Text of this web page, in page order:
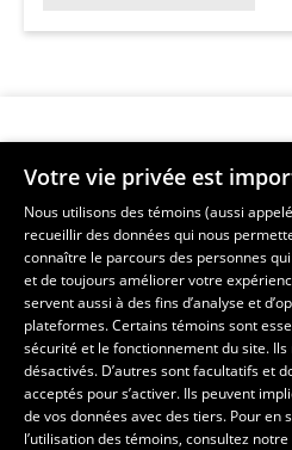
31
janvier
2024
Faculté de musique
Pavillon Louis-Jacques-Casault
1055, avenue du Séminaire
, Québec
Téléphone: 418 656-7061
Suivez-nous sur Facebook
Suivez-nous sur YouTube
Votre vie privée est
Nous utilisons des témoins (aussi
recueillir des données qui nous
connaître le parcours des personnes
et de toujours améliorer votre
servent aussi à des fins d’analyse et
plateformes. Certains témoins sont
sécurité et le fonctionnement du site.
désactivés. D’autres sont facultatifs et
acceptés pour s’activer. Ils peuvent
de vos données avec des tiers. Pour en
l’utilisation des témoins, consultez notre